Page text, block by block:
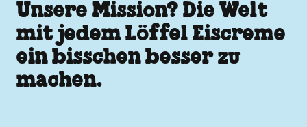
Unsere Mission? Die Welt
mit jedem Löffel Eiscreme
ein bisschen besser zu
machen.